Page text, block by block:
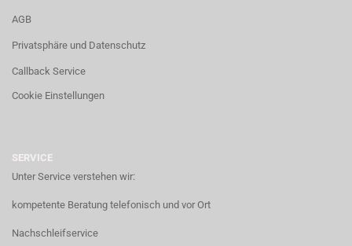
AGB
Privatsphäre und Datenschutz
Callback Service
Cookie Einstellungen
SERVICE
Unter Service verstehen wir:
kompetente Beratung telefonisch und vor Ort
Nachschleifservice